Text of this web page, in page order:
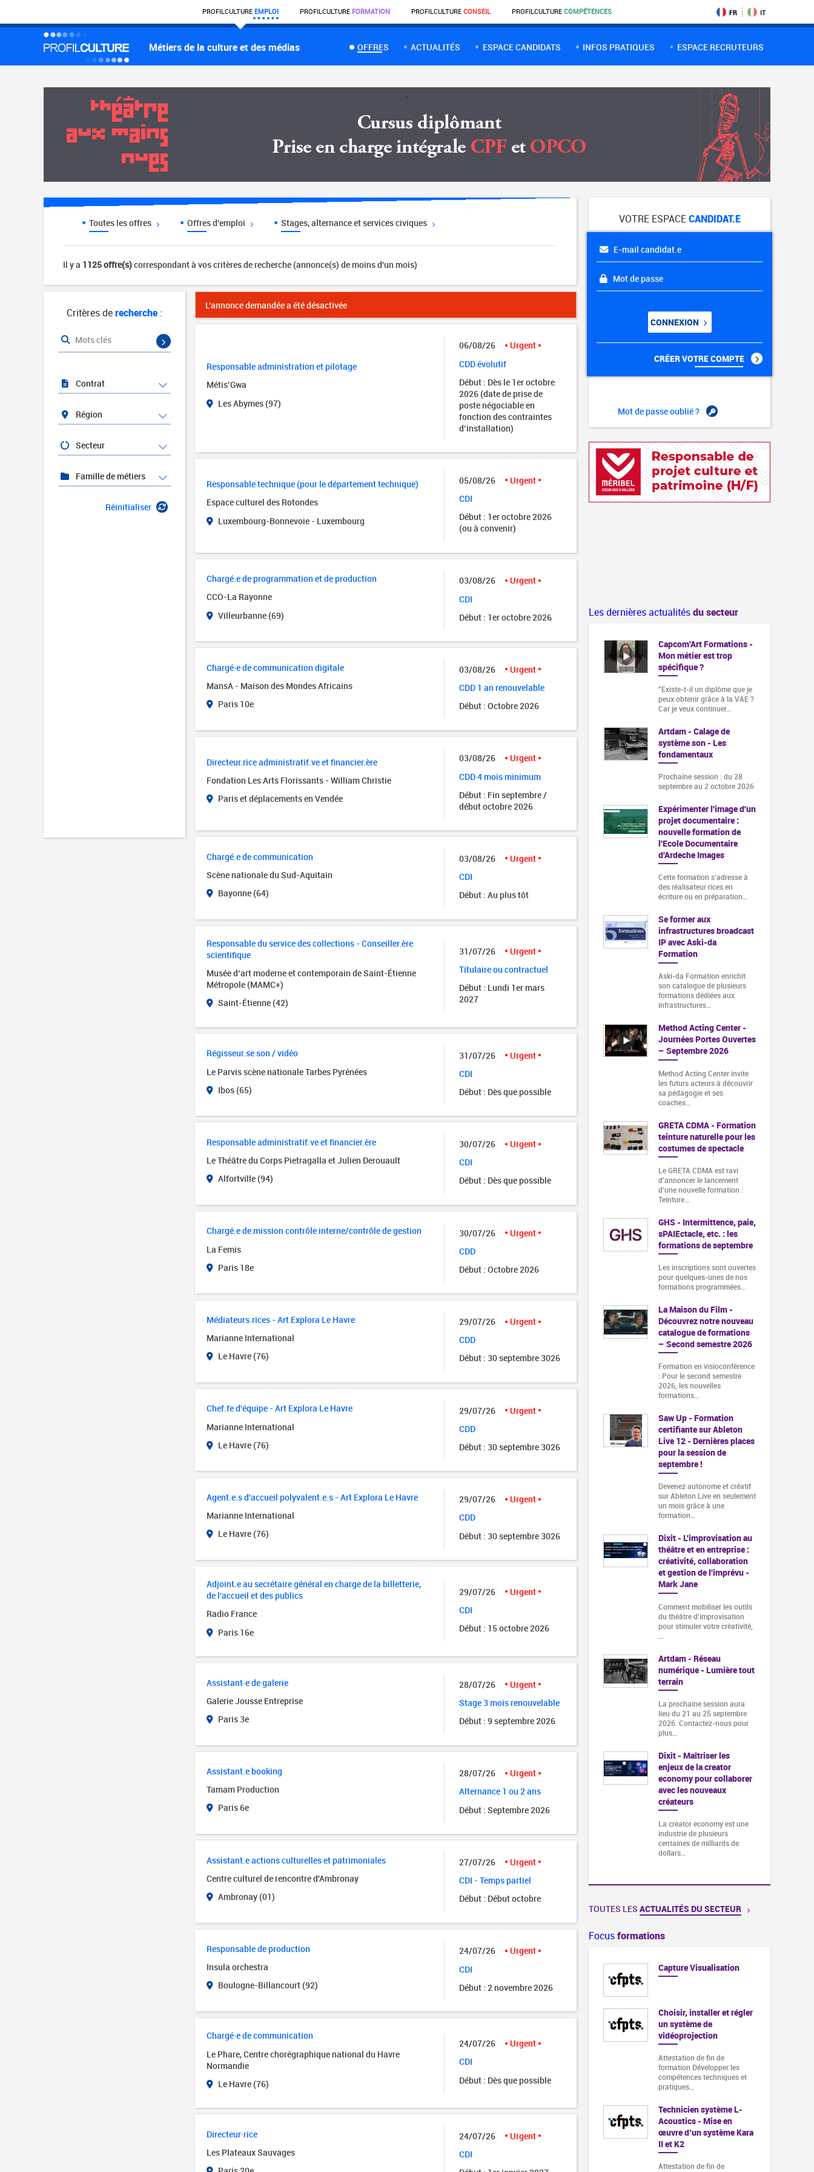
PROFILCULTURE EMPLOI PROFILCULTURE FORMATION PROFILCULTURE CONSEIL PROFILCULTURE COMPÉTENCES FR IT
Métiers de la culture et des médias OFFRES ACTUALITÉS ESPACE CANDIDATS INFOS PRATIQUES ESPACE RECRUTEURS
Toutes les offres Offres d'emploi Stages, alternance et services civiques
Il y a 1125 offre(s)correspondant à vos critères de recherche (annonce(s) de moins d'un mois)
L'annonce demandée a été désactivée
Responsable administration et pilotage
Métis’Gwa
Les Abymes (97)
06/08/26
Urgent
CDD évolutif
Début : Dès le 1er octobre
2026 (date de prise de
poste négociable en
fonction des contraintes
d’installation)
Responsable technique (pour le département technique)
Espace culturel des Rotondes
Luxembourg-Bonnevoie - Luxembourg
05/08/26
Urgent
CDI
Début : 1er octobre 2026
(ou à convenir)
Chargé.e de programmation et de production
CCO-La Rayonne
Villeurbanne (69)
03/08/26
Urgent
CDI
Début : 1er octobre 2026
Chargé·e de communication digitale
MansA - Maison des Mondes Africains
Paris 10e
03/08/26
Urgent
CDD 1 an renouvelable
Début : Octobre 2026
Directeur.rice administratif.ve et financier.ère
Fondation Les Arts Florissants - William Christie
Paris et déplacements en Vendée
03/08/26
Urgent
CDD 4 mois minimum
Début : Fin septembre /
début octobre 2026
Chargé.e de communication
Scène nationale du Sud-Aquitain
Bayonne (64)
03/08/26
Urgent
CDI
Début : Au plus tôt
Responsable du service des collections - Conseiller.ère
scientifique
Musée d’art moderne et contemporain de Saint-Étienne
Métropole (MAMC+)
Saint-Étienne (42)
31/07/26
Urgent
Titulaire ou contractuel
Début : Lundi 1er mars
2027
Régisseur.se son / vidéo
Le Parvis scène nationale Tarbes Pyrénées
Ibos (65)
31/07/26
Urgent
CDI
Début : Dès que possible
Responsable administratif.ve et financier.ère
Le Théâtre du Corps Pietragalla et Julien Derouault
Alfortville (94)
30/07/26
Urgent
CDI
Début : Dès que possible
Chargé.e de mission contrôle interne/contrôle de gestion
La Femis
Paris 18e
30/07/26
Urgent
CDD
Début : Octobre 2026
Médiateurs.rices - Art Explora Le Havre
Marianne International
Le Havre (76)
29/07/26
Urgent
CDD
Début : 30 septembre 3026
Chef.fe d'équipe - Art Explora Le Havre
Marianne International
Le Havre (76)
29/07/26
Urgent
CDD
Début : 30 septembre 3026
Agent.e.s d'accueil polyvalent.e.s - Art Explora Le Havre
Marianne International
Le Havre (76)
29/07/26
Urgent
CDD
Début : 30 septembre 3026
Adjoint.e au secrétaire général en charge de la billetterie,
de l'accueil et des publics
Radio France
Paris 16e
29/07/26
Urgent
CDI
Début : 15 octobre 2026
Assistant·e de galerie
Galerie Jousse Entreprise
Paris 3e
28/07/26
Urgent
Stage 3 mois renouvelable
Début : 9 septembre 2026
Assistant.e booking
Tamam Production
Paris 6e
28/07/26
Urgent
Alternance 1 ou 2 ans
Début : Septembre 2026
Assistant.e actions culturelles et patrimoniales
Centre culturel de rencontre d'Ambronay
Ambronay (01)
27/07/26
Urgent
CDI - Temps partiel
Début : Début octobre
Responsable de production
Insula orchestra
Boulogne-Billancourt (92)
24/07/26
Urgent
CDI
Début : 2 novembre 2026
Chargé·e de communication
Le Phare, Centre chorégraphique national du Havre
Normandie
Le Havre (76)
24/07/26
Urgent
CDI
Début : Dès que possible
Directeur·rice
Les Plateaux Sauvages
24/07/26
Urgent
CDI
Critères derecherche:
Mots clés
Contrat
Région
Secteur
Famille de métiers
Réinitialiser
VOTRE ESPACECANDIDAT.E
E-mail candidat.e
Mot de passe
CONNEXION
CRÉER VOTRE COMPTE
Mot de passe oublié ?
Les dernières actualitésdu secteur
Capcom'Art Formations -
Mon métier est trop
spécifique ?
"Existe-t-il un diplôme que je
peux obtenir grâce à la VAE ?
Car je veux continuer…
Artdam - Calage de
système son - Les
fondamentaux
Prochaine session : du 28
septembre au 2 octobre 2026
Expérimenter l'image d'un
projet documentaire :
nouvelle formation de
l'Ecole Documentaire
d'Ardeche Images
Cette formation s‘adresse à
des réalisateur·rices en
écriture ou en préparation…
Se former aux
infrastructures broadcast
IP avec Aski-da
Formation
Aski-da Formation enrichit
son catalogue de plusieurs
formations dédiées aux
infrastructures…
Method Acting Center -
Journées Portes Ouvertes
– Septembre 2026
Method Acting Center invite
les futurs acteurs à découvrir
sa pédagogie et ses
coaches…
GRETA CDMA - Formation
teinture naturelle pour les
costumes de spectacle
Le GRETA CDMA est ravi
d'annoncer le lancement
d'une nouvelle formation :
Teinture…
GHS - Intermittence, paie,
sPAIEctacle, etc. : les
formations de septembre
Les inscriptions sont ouvertes
pour quelques-unes de nos
formations programmées…
La Maison du Film -
Découvrez notre nouveau
catalogue de formations
– Second semestre 2026
Formation en visioconférence
: Pour le second semestre
2026, les nouvelles
formations…
Saw Up - Formation
certifiante sur Ableton
Live 12 - Dernières places
pour la session de
septembre !
Devenez autonome et créatif
sur Ableton Live en seulement
un mois grâce à une
formation…
Dixit - L'improvisation au
théâtre et en entreprise :
créativité, collaboration
et gestion de l'imprévu -
Mark Jane
Comment mobiliser les outils
du théâtre d’improvisation
pour stimuler votre créativité,
Artdam - Réseau
numérique - Lumière tout
terrain
La prochaine session aura
lieu du 21 au 25 septembre
2026. Contactez-nous pour
plus…
Dixit - Maîtriser les
enjeux de la creator
economy pour collaborer
avec les nouveaux
créateurs
La creator economy est une
industrie de plusieurs
centaines de milliards de
dollars…
TOUTES LES ACTUALITÉS DU SECTEUR
Focusformations
Capture Visualisation
Choisir, installer et régler
un système de
vidéoprojection
Attestation de fin de
formation Développer les
compétences techniques et
pratiques…
Technicien système L-
Acoustics - Mise en
œuvre d’un système Kara
II et K2
Attestation de fin de